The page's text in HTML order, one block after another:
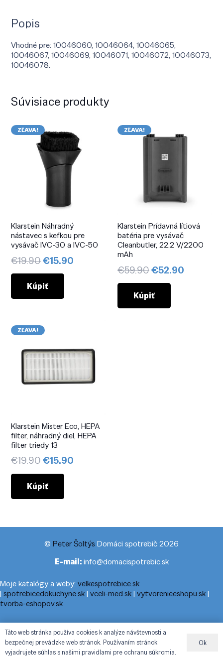
Popis
Vhodné pre: 10046060, 10046064, 10046065,
10046067, 10046069, 10046071, 10046072, 10046073,
10046078.
Súvisiace produkty
ZĽAVA!
Klarstein Náhradný
nástavec s kefkou pre
vysávač IVC-30 a IVC-50
€19.90Pôvodná
cena
bola:
€19.90.
€15.90
Kúpiť
ZĽAVA!
Klarstein Prídavná lítiová
batéria pre vysávač
Cleanbutler, 22.2 V/2200
mAh
€59.90Pôvodná
cena
bola:
€59.90.
€52.90
Kúpiť
ZĽAVA!
Klarstein Mister Eco, HEPA
filter, náhradný diel, HEPA
filter triedy 13
€19.90Pôvodná
cena
bola:
€19.90.
€15.90
Kúpiť
© Peter Šoltýs Domáci spotrebič 2026
E-mail:info@domacispotrebic.sk
Moje katalógy a weby: velkespotrebice.sk
| spotrebicedokuchyne.sk| vceli-med.sk| vytvorenieeshopu.sk|
tvorba-eshopov.sk
Moje blogy:cestovnyporiadok.eu|pracanadoma.net|telefonny-
zoznam-podla-cisla.sk |praca-z-domu-na-pc.sk|dnesny-
horoskop.sk|cestuj-dovolenkuj.sk|cestovny-poriadok.eu
Táto web stránka používa cookies k analýze návštevnosti a
bezpečnej prevádzke web stránok. Používaním stránok
vyjadrujete súhlas s našimi pravidlami pre ochranu súkromia.
Ok